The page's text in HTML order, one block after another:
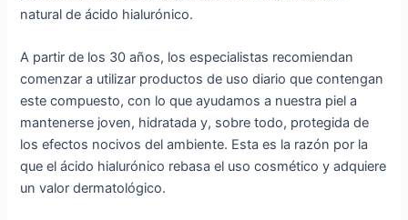
natural de ácido hialurónico.
A partir de los 30 años, los especialistas recomiendan
comenzar a utilizar productos de uso diario que contengan
este compuesto, con lo que ayudamos a nuestra piel a
mantenerse joven, hidratada y, sobre todo, protegida de
los efectos nocivos del ambiente. Esta es la razón por la
que el ácido hialurónico rebasa el uso cosmético y adquiere
un valor dermatológico.